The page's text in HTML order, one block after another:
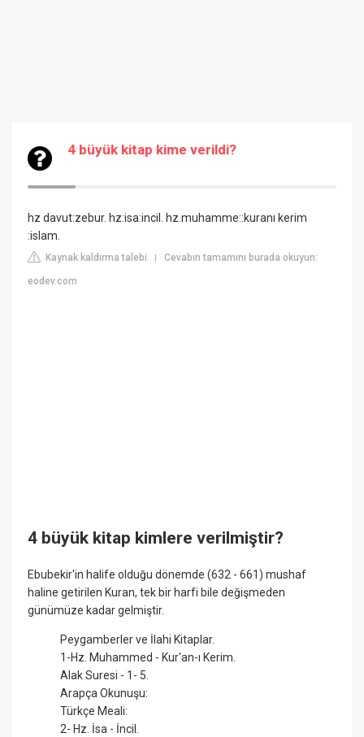
4 büyük kitap kime verildi?
hz davut:zebur. hz:isa:incil. hz.muhamme::kuranı kerim
:islam.
Kaynak kaldırma talebi |Cevabın tamamını burada okuyun:
eodev.com
4 büyük kitap kimlere verilmiştir?
Ebubekir'in halife olduğu dönemde (632 - 661) mushaf
haline getirilen Kuran, tek bir harfi bile değişmeden
günümüze kadar gelmiştir.
Peygamberler ve İlahi Kitaplar.
1-Hz. Muhammed - Kur'an-ı Kerim.
Alak Suresi - 1- 5.
Arapça Okunuşu:
Türkçe Meali:
2- Hz. İsa - İncil.